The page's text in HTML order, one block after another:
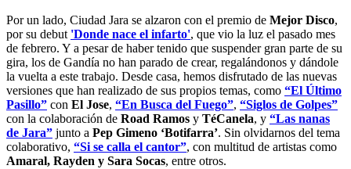
Por un lado, Ciudad Jara se alzaron con el premio de Mejor Disco,
por su debut 'Donde nace el infarto', que vio la luz el pasado mes
de febrero. Y a pesar de haber tenido que suspender gran parte de su
gira, los de Gandía no han parado de crear, regalándonos y dándole
la vuelta a este trabajo. Desde casa, hemos disfrutado de las nuevas
versiones que han realizado de sus propios temas, como “El Último
Pasillo” con El Jose, “En Busca del Fuego”, “Siglos de Golpes”
con la colaboración de Road Ramos y TéCanela, y “Las nanas
de Jara” junto a Pep Gimeno ‘Botifarra’. Sin olvidarnos del tema
colaborativo, “Si se calla el cantor”, con multitud de artistas como
Amaral, Rayden y Sara Socas, entre otros.